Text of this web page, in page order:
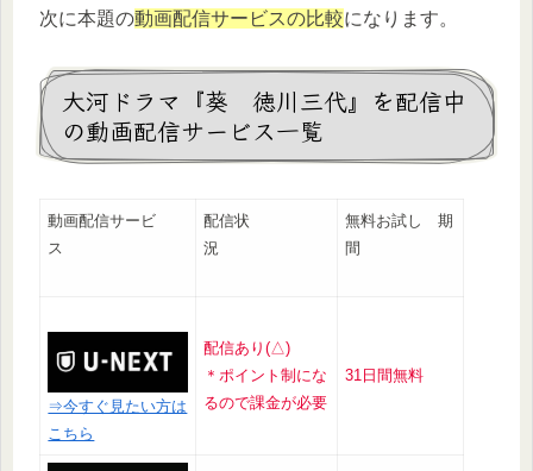
次に本題の動画配信サービスの比較になります。
大河ドラマ『葵 徳川三代』を配信中
の動画配信サービス一覧
動画配信サービ
ス
配信状
況
無料お試し 期
間
⇒今すぐ見たい方は
こちら
配信あり(△)
＊ポイント制にな
るので課金が必要
31日間無料